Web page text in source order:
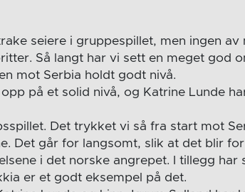
seiere i gruppespillet, men ingen av
Så langt har vi sett en meget god
mot Serbia holdt godt nivå.
på et solid nivå, og Katrine Lunde
Det trykket vi så fra start mot
Det går for langsomt, slik at det blir
i det norske angrepet. I tillegg har
er et godt eksempel på det.